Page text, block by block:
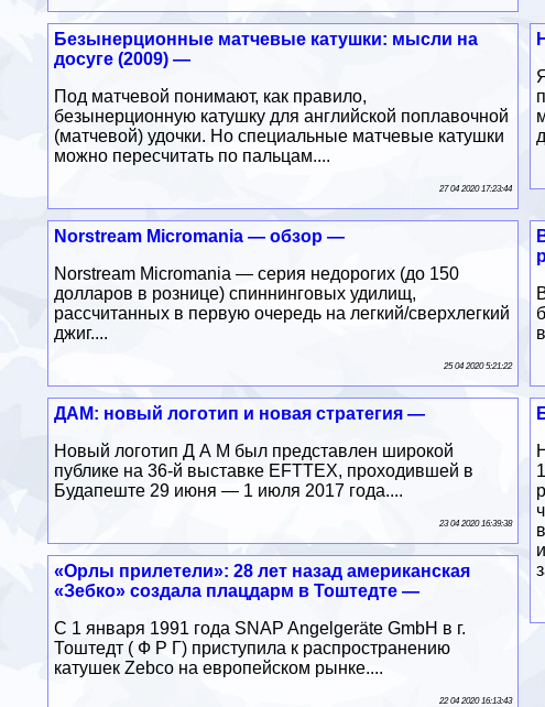
Безынерционные матчевые катушки: мысли на
досуге (2009) —
Под матчевой понимают, как правило,
безынерционную катушку для английской поплавочной
(матчевой) удочки. Но специальные матчевые катушки
можно пересчитать по пальцам....
27 04 2020 17:23:44
Norstream Micromania — обзор —
Norstream Micromania — серия недорогих (до 150
долларов в рознице) спиннинговых удилищ,
рассчитанных в первую очередь на легкий/сверхлегкий
джиг....
25 04 2020 5:21:22
ДАМ: новый логотип и новая стратегия —
Новый логотип Д А М был представлен широкой
публике на 36-й выставке EFTTEX, проходившей в
Будапеште 29 июня — 1 июля 2017 года....
23 04 2020 16:39:38
«Орлы прилетели»: 28 лет назад американская
«Зебко» создала плацдарм в Тоштедте —
С 1 января 1991 года SNAP Angelgeräte GmbH в г.
Тоштедт ( Ф Р Г) приступила к распространению
катушек Zebco на европейском рынке....
22 04 2020 16:13:43